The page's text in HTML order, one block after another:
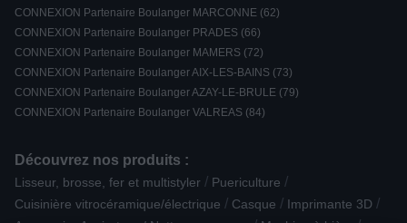
CONNEXION Partenaire Boulanger MARCONNE (62)
CONNEXION Partenaire Boulanger PRADES (66)
CONNEXION Partenaire Boulanger MAMERS (72)
CONNEXION Partenaire Boulanger AIX-LES-BAINS (73)
CONNEXION Partenaire Boulanger AZAY-LE-BRULE (79)
CONNEXION Partenaire Boulanger VALREAS (84)
Découvrez nos produits :
Lisseur, brosse, fer et multistyler / Puericulture /
Cuisinière vitrocéramique/électrique / Casque / Imprimante 3D /